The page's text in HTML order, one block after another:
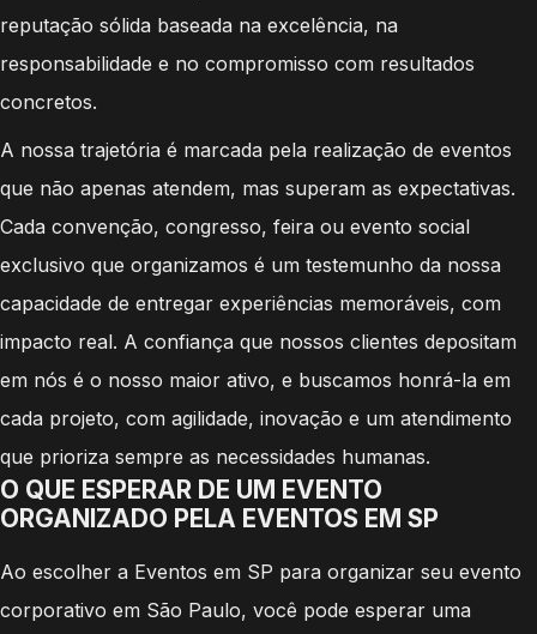
reputação sólida baseada na excelência, na
responsabilidade e no compromisso com resultados
concretos.
A nossa trajetória é marcada pela realização de eventos
que não apenas atendem, mas superam as expectativas.
Cada convenção, congresso, feira ou evento social
exclusivo que organizamos é um testemunho da nossa
capacidade de entregar experiências memoráveis, com
impacto real. A confiança que nossos clientes depositam
em nós é o nosso maior ativo, e buscamos honrá-la em
cada projeto, com agilidade, inovação e um atendimento
que prioriza sempre as necessidades humanas.
O QUE ESPERAR DE UM EVENTO
ORGANIZADO PELA EVENTOS EM SP
Ao escolher a Eventos em SP para organizar seu evento
corporativo em São Paulo, você pode esperar uma